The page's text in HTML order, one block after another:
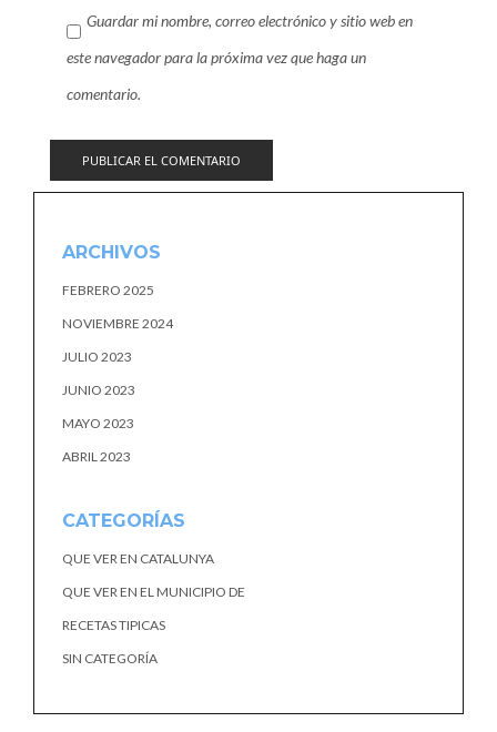
Guardar mi nombre, correo electrónico y sitio web en
este navegador para la próxima vez que haga un
comentario.
ARCHIVOS
FEBRERO 2025
NOVIEMBRE 2024
JULIO 2023
JUNIO 2023
MAYO 2023
ABRIL 2023
CATEGORÍAS
QUE VER EN CATALUNYA
QUE VER EN EL MUNICIPIO DE
RECETAS TIPICAS
SIN CATEGORÍA